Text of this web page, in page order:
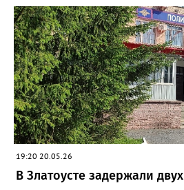
один из них, но грабитель отобрал у
второй и убежал. Впоследствии от
сотовые присвоил», - рассказали в
Подозреваемого сотрудники
по горячим следам. Ранее судимый,
жительства и нигде не работающий
водворён в изолятор временного
возбуждено по статье «Грабёж,
насилия, не опасного для жизни или
19:20 20.05.26
В Златоусте задержали